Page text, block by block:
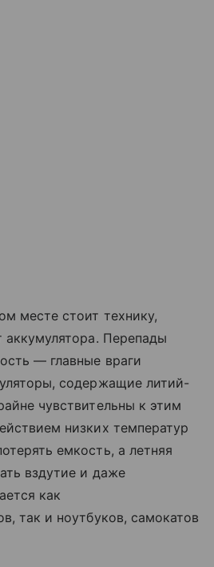
месте стоит технику,
аккумулятора. Перепады
— главные враги
содержащие литий-
чувствительны к этим
низких температур
емкость, а летняя
вздутие и даже
как
так и ноутбуков, самокатов